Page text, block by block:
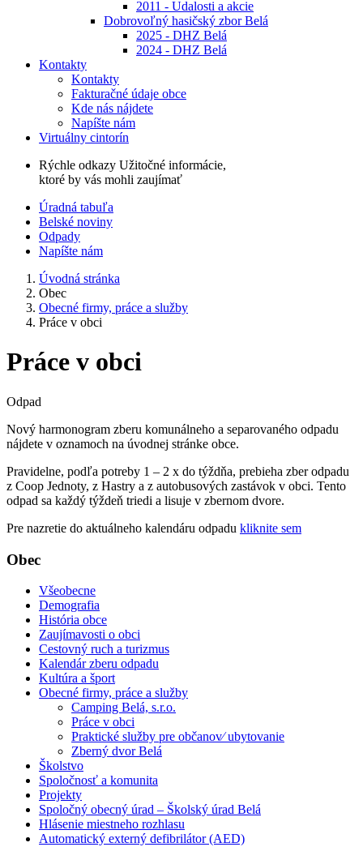
2011 - Udalosti a akcie
Dobrovoľný hasičský zbor Belá
2025 - DHZ Belá
2024 - DHZ Belá
Kontakty
Kontakty
Fakturačné údaje obce
Kde nás nájdete
Napíšte nám
Virtuálny cintorín
Rýchle odkazy Užitočné informácie,
ktoré by vás mohli zaujímať
Úradná tabuľa
Belské noviny
Odpady
Napíšte nám
Úvodná stránka
Obec
Obecné firmy, práce a služby
Práce v obci
Práce v obci
Odpad
Nový harmonogram zberu komunálneho a separovaného odpadu
nájdete v oznamoch na úvodnej stránke obce.
Pravidelne, podľa potreby 1 – 2 x do týždňa, prebieha zber odpadu
z Coop Jednoty, z Hastry a z autobusových zastávok v obci. Tento
odpad sa každý týždeň triedi a lisuje v zbernom dvore.
Pre nazretie do aktuálneho kalendáru odpadu kliknite sem
Obec
Všeobecne
Demografia
História obce
Zaujímavosti o obci
Cestovný ruch a turizmus
Kalendár zberu odpadu
Kultúra a šport
Obecné firmy, práce a služby
Camping Belá, s.r.o.
Práce v obci
Praktické služby pre občanov⁄ ubytovanie
Zberný dvor Belá
Školstvo
Spoločnosť a komunita
Projekty
Spoločný obecný úrad – Školský úrad Belá
Hlásenie miestneho rozhlasu
Automatický externý defibrilátor (AED)